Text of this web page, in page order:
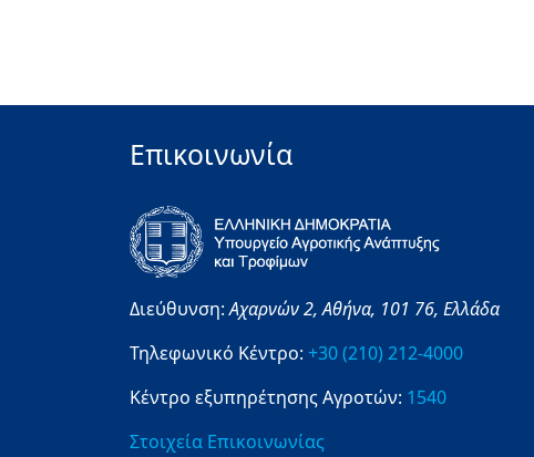
Επικοινωνία
Διεύθυνση:Αχαρνών 2,Αθήνα, 101 76, Ελλάδα
Τηλεφωνικό Κέντρο: +30 (210) 212-4000
Κέντρο εξυπηρέτησης Αγροτών: 1540
Στοιχεία Επικοινωνίας